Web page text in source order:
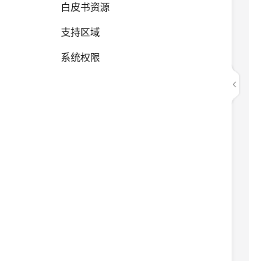
白皮书资源
支持区域
系统权限